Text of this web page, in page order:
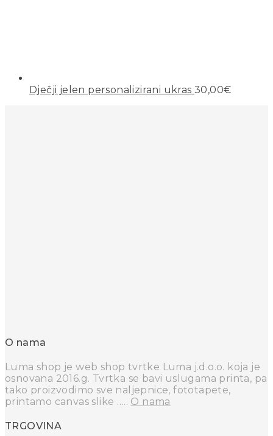
Dječji jelen personalizirani ukras 30,00€
O nama
Luma shop je web shop tvrtke Luma j.d.o.o. koja je
osnovana 2016.g. Tvrtka se bavi uslugama printa, pa
tako proizvodimo sve naljepnice, fototapete,
printamo canvas slike ….. O nama
TRGOVINA